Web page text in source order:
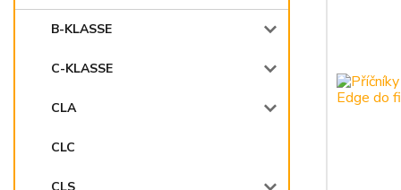
B-KLASSE
C-KLASSE
CLA
CLC